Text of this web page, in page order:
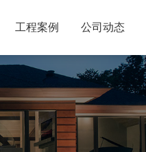
工程案例 公司动态